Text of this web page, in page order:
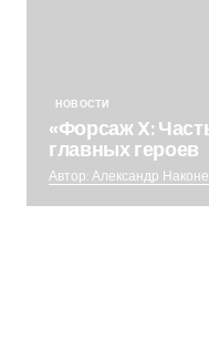
НОВОСТИ
«Форсаж X:
главных героев
Автор: Александр